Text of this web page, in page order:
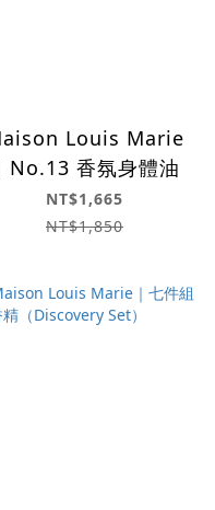
Louis Marie
No.13 香氛身體油
NT$1,665
NT$1,850